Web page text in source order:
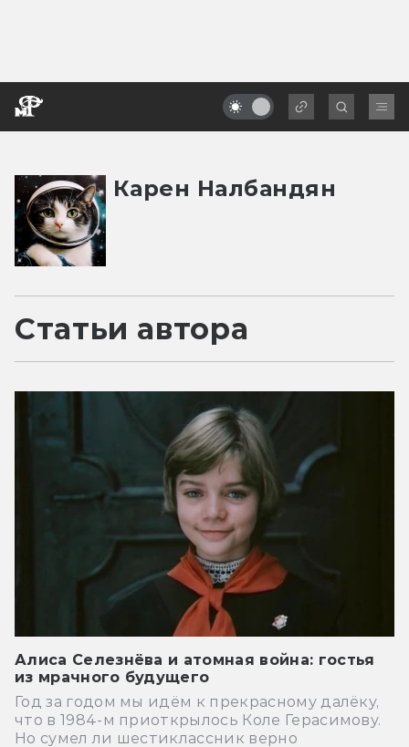
Карен Налбандян
Статьи автора
Алиса Селезнёва и атомная война: гостья
из мрачного будущего
Год за годом мы идём к прекрасному далёку,
что в 1984-м приоткрылось Коле Герасимову.
Но сумел ли шестиклассник верно